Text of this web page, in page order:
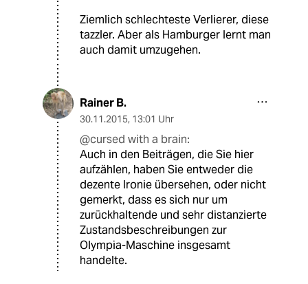
Ziemlich schlechteste Verlierer, diese
tazzler. Aber als Hamburger lernt man
auch damit umzugehen.
Rainer B.
30.11.2015, 13:01 Uhr
@cursed with a brain:
Auch in den Beiträgen, die Sie hier
aufzählen, haben Sie entweder die
dezente Ironie übersehen, oder nicht
gemerkt, dass es sich nur um
zurückhaltende und sehr distanzierte
Zustandsbeschreibungen zur
Olympia-Maschine insgesamt
handelte.